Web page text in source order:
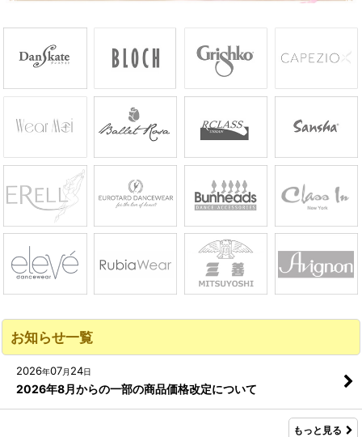
お知らせ一覧
2026年07月 24日
2026年8月からの一部の商品価格改定について
もっと見る